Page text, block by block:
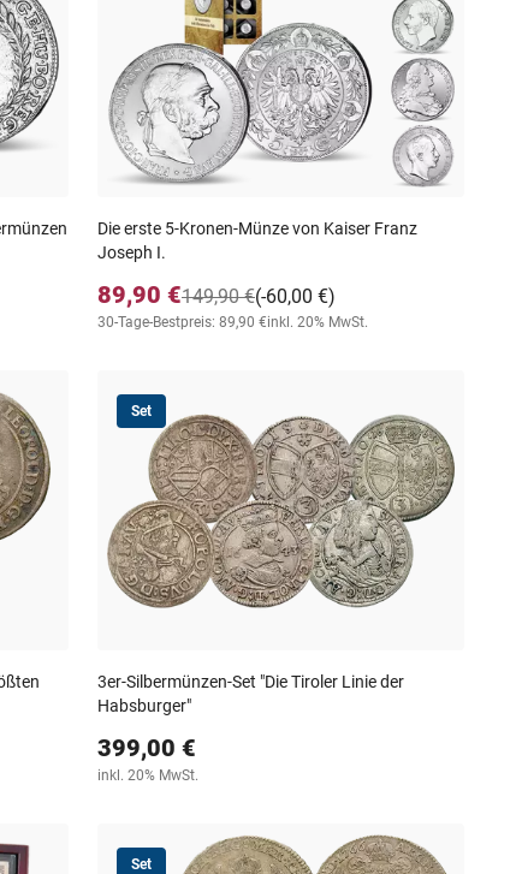
Die erste 5-Kronen-Münze von Kaiser Franz
Joseph I.
89,90 € (-60,00 €)
149,90 €
30-Tage-Bestpreis: 89,90 €inkl. 20% MwSt.
Set
3er-Silbermünzen-Set "Die Tiroler Linie der
Habsburger"
399,00 €
inkl. 20% MwSt.
Set